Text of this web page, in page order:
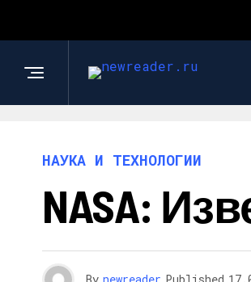
НАУКА И ТЕХНОЛОГИИ
NASA: